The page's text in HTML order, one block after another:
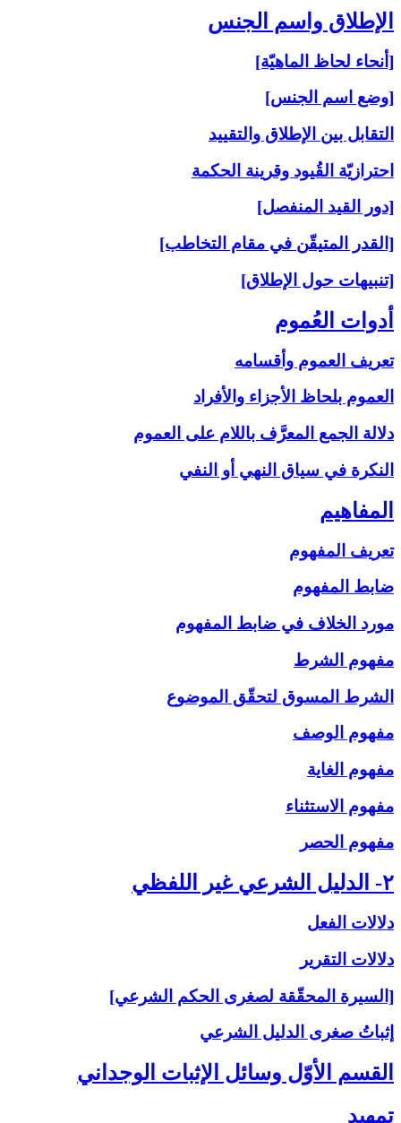
الإطلاق واسم الجنس‏
[أنحاء لحاظ الماهيّة]
[وضع اسم الجنس]
التقابل بين الإطلاق والتقييد
احترازيّة القُيود وقرينة الحكمة
[دور القيد المنفصل]
[القدر المتيقّن في مقام التخاطب]
[تنبيهات حول الإطلاق]
أدوات العُموم
تعريف العموم وأقسامه
العموم بلحاظ الأجزاء والأفراد
دلالة الجمع المعرَّف باللام على‏ العموم
النكرة في سياق النهي أو النفي
المفاهيم‏
تعريف المفهوم
ضابط المفهوم
مورد الخلاف في ضابط المفهوم
مفهوم الشرط
الشرط المسوق لتحقّق الموضوع
مفهوم الوصف
مفهوم الغاية
مفهوم الاستثناء
مفهوم الحصر
۲- الدليل الشرعي غير اللفظي
دلالات الفعل
دلالات التقرير
[السيرة المحقّقة لصغرى الحكم الشرعي]
إثباتُ‏ صغرى‏ الدليل الشرعي‏
القسم الأوّل وسائل الإثبات الوجداني
تمهيد